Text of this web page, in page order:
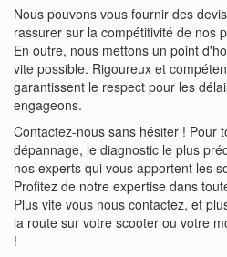
Nous pouvons vous fournir des
rassurer sur la compétitivité de nos
En outre, nous mettons un point
vite possible. Rigoureux et
garantissent le respect pour les
engageons.
Contactez-nous sans hésiter ! Pour
dépannage, le diagnostic le plus
nos experts qui vous apportent les
Profitez de notre expertise dans
Plus vite vous nous contactez, et
la route sur votre scooter ou votre
!